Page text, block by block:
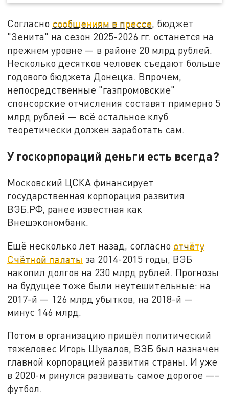
Согласно сообщениям в прессе, бюджет
"Зенита" на сезон 2025-2026 гг. останется на
прежнем уровне — в районе 20 млрд рублей.
Несколько десятков человек съедают больше
годового бюджета Донецка. Впрочем,
непосредственные "газпромовские"
спонсорские отчисления составят примерно 5
млрд рублей — всё остальное клуб
теоретически должен заработать сам.
У госкорпораций деньги есть всегда?
Московский ЦСКА финансирует
государственная корпорация развития
ВЭБ.РФ, ранее известная как
Внешэкономбанк.
Ещё несколько лет назад, согласно отчёту
Счётной палаты за 2014-2015 годы, ВЭБ
накопил долгов на 230 млрд рублей. Прогнозы
на будущее тоже были неутешительные: на
2017-й — 126 млрд убытков, на 2018-й —
минус 146 млрд.
Потом в организацию пришёл политический
тяжеловес Игорь Шувалов, ВЭБ был назначен
главной корпорацией развития страны. И уже
в 2020-м ринулся развивать самое дорогое —–
футбол.